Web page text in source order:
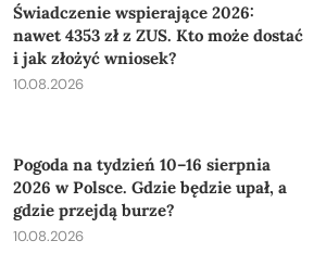
Świadczenie wspierające 2026:
nawet 4353 zł z ZUS. Kto może dostać
i jak złożyć wniosek?
10.08.2026
Pogoda na tydzień 10–16 sierpnia
2026 w Polsce. Gdzie będzie upał, a
gdzie przejdą burze?
10.08.2026